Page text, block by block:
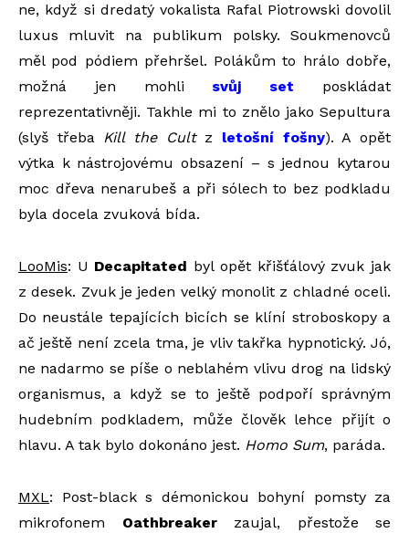
ne, když si dredatý vokalista Rafal Piotrowski dovolil
luxus mluvit na publikum polsky. Soukmenovců
měl pod pódiem přehršel. Polákům to hrálo dobře,
možná jen mohli svůj set poskládat
reprezentativněji. Takhle mi to znělo jako Sepultura
(slyš třeba Kill the Cultz letošní fošny). A opět
výtka k nástrojovému obsazení – s jednou kytarou
moc dřeva nenarubeš a při sólech to bez podkladu
byla docela zvuková bída.
LooMis: U Decapitated byl opět křišťálový zvuk jak
z desek. Zvuk je jeden velký monolit z chladné oceli.
Do neustále tepajících bicích se klíní stroboskopy a
ač ještě není zcela tma, je vliv takřka hypnotický. Jó,
ne nadarmo se píše o neblahém vlivu drog na lidský
organismus, a když se to ještě podpoří správným
hudebním podkladem, může člověk lehce přijít o
hlavu. A tak bylo dokonáno jest. Homo Sum, paráda.
MXL: Post-black s démonickou bohyní pomsty za
mikrofonem Oathbreakerzaujal, přestože se